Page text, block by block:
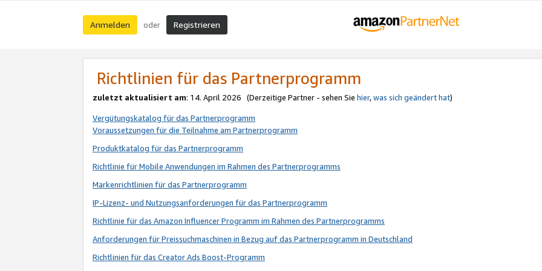
Anmelden oder Registrieren
Richtlinien für das Partnerprogramm
zuletzt aktualisiert am: 14. April 2026 (Derzeitige Partner - sehen Sie hier,was sich geändert hat)
Vergütungskatalog für das Partnerprogramm
Voraussetzungen für die Teilnahme am Partnerprogramm
Produktkatalog für das Partnerprogramm
Richtlinie für Mobile Anwendungen im Rahmen des Partnerprogramms
Markenrichtlinien für das Partnerprogramm
IP-Lizenz- und Nutzungsanforderungen für das Partnerprogramm
Richtlinie für das Amazon Influencer Programm im Rahmen des Partnerprogramms
Anforderungen für Preissuchmaschinen in Bezug auf das Partnerprogramm in Deutschland
Richtlinien für das Creator Ads Boost-Programm